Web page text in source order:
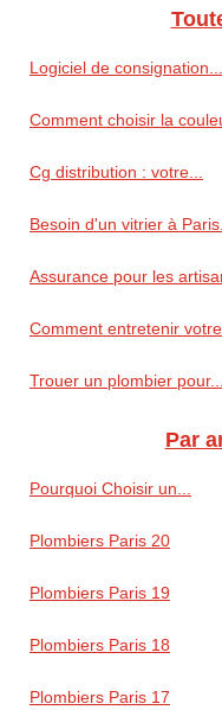
Logiciel de consignation...
Comment choisir la
Cg distribution : votre...
Besoin d'un vitrier à
Assurance pour les
Comment entretenir
Trouer un plombier pour...
Par
Pourquoi Choisir un...
Plombiers Paris 20
Plombiers Paris 19
Plombiers Paris 18
Plombiers Paris 17